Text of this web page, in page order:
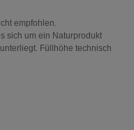
empfohlen.
sich um ein Naturprodukt
Füllhöhe technisch